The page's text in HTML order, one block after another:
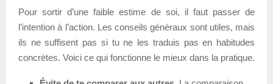
Pour sortir d’une faible estime de soi, il faut passer de
l’intention à l’action. Les conseils généraux sont utiles, mais
ils ne suffisent pas si tu ne les traduis pas en habitudes
concrètes. Voici ce qui fonctionne le mieux dans la pratique.